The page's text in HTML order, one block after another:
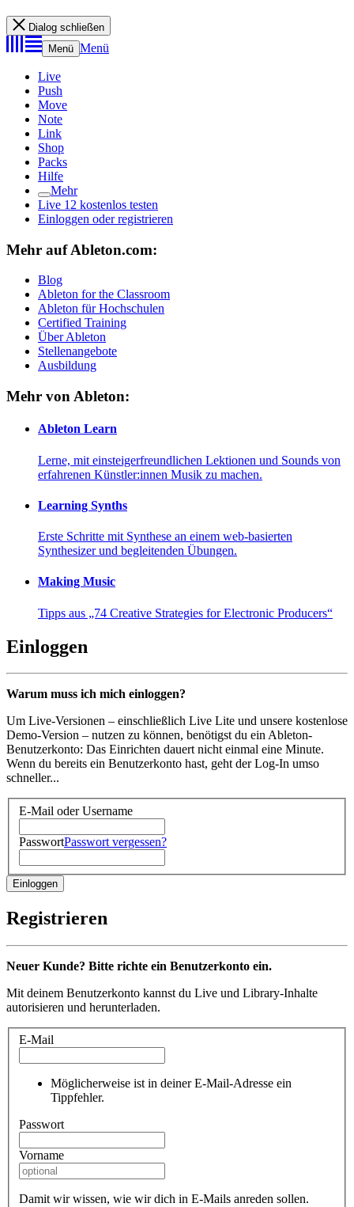
Dialog schließen
Menü Menü
Live
Push
Move
Note
Link
Shop
Packs
Hilfe
Mehr
Live 12 kostenlos testen
Einloggen oder registrieren
Mehr auf Ableton.com:
Blog
Ableton for the Classroom
Ableton für Hochschulen
Certified Training
Über Ableton
Stellenangebote
Ausbildung
Mehr von Ableton:
Ableton Learn
Lerne, mit einsteigerfreundlichen Lektionen und Sounds von
erfahrenen Künstler:innen Musik zu machen.
Learning Synths
Erste Schritte mit Synthese an einem web-basierten
Synthesizer und begleitenden Übungen.
Making Music
Tipps aus „74 Creative Strategies for Electronic Producers“
Einloggen
Warum muss ich mich einloggen?
Um Live-Versionen – einschließlich Live Lite und unsere kostenlose
Demo-Version – nutzen zu können, benötigst du ein Ableton-
Benutzerkonto: Das Einrichten dauert nicht einmal eine Minute.
Wenn du bereits ein Benutzerkonto hast, geht der Log-In umso
schneller...
E-Mail oder Username
PasswortPasswort vergessen?
Registrieren
Neuer Kunde? Bitte richte ein Benutzerkonto ein.
Mit deinem Benutzerkonto kannst du Live und Library-Inhalte
autorisieren und herunterladen.
E-Mail
Möglicherweise ist in deiner E-Mail-Adresse ein
Tippfehler.
Passwort
Vorname
Damit wir wissen, wie wir dich in E-Mails anreden sollen.